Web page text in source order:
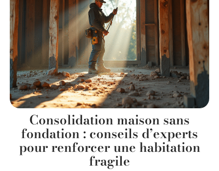
Consolidation maison sans
fondation : conseils d’experts
pour renforcer une habitation
fragile